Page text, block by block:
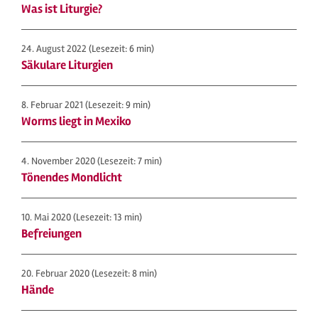
Was ist Liturgie?
24. August 2022 (Lesezeit: 6 min)
Säkulare Liturgien
8. Februar 2021 (Lesezeit: 9 min)
Worms liegt in Mexiko
4. November 2020(Lesezeit: 7 min)
Tönendes Mondlicht
10. Mai 2020(Lesezeit: 13 min)
Befreiungen
20. Februar 2020(Lesezeit: 8 min)
Hände